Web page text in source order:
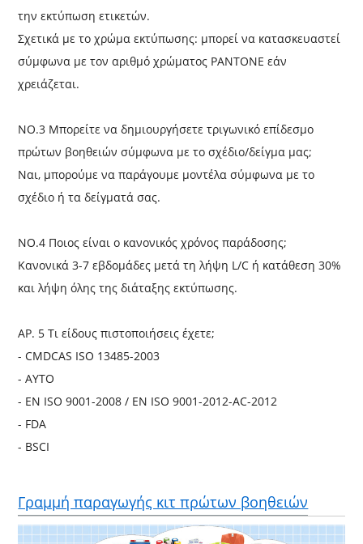
την εκτύπωση ετικετών.
Σχετικά με το χρώμα εκτύπωσης: μπορεί να κατασκευαστεί
σύμφωνα με τον αριθμό χρώματος PANTONE εάν
χρειάζεται.
NO.3 Μπορείτε να δημιουργήσετε τριγωνικό επίδεσμο
πρώτων βοηθειών σύμφωνα με το σχέδιο/δείγμα μας;
Ναι, μπορούμε να παράγουμε μοντέλα σύμφωνα με το
σχέδιο ή τα δείγματά σας.
NO.4 Ποιος είναι ο κανονικός χρόνος παράδοσης;
Κανονικά 3-7 εβδομάδες μετά τη λήψη L/C ή κατάθεση 30%
και λήψη όλης της διάταξης εκτύπωσης.
ΑΡ. 5 Τι είδους πιστοποιήσεις έχετε;
- CMDCAS ISO 13485-2003
- ΑΥΤΟ
- EN ISO 9001-2008 / EN ISO 9001-2012-AC-2012
- FDA
- BSCI
Γραμμή παραγωγής κιτ πρώτων βοηθειών